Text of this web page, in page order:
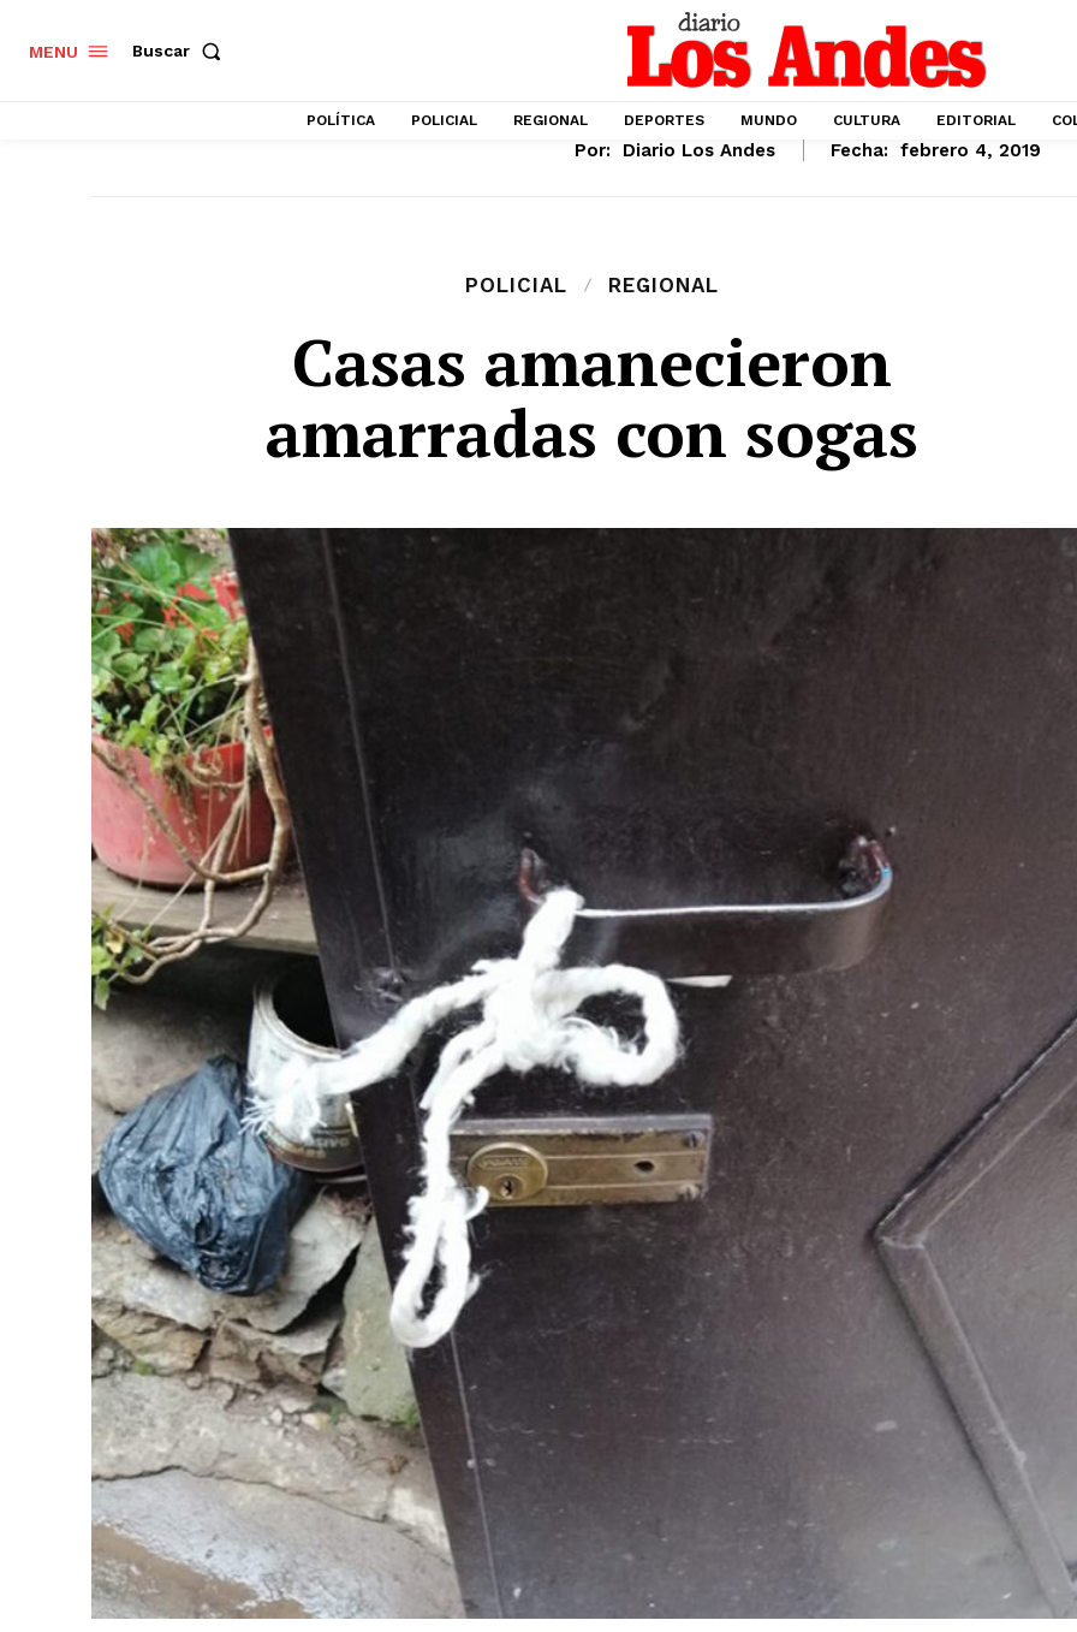
MENU Buscar
POLÍTICA POLICIAL REGIONAL DEPORTES MUNDO CULTURA EDITORIAL
Por: Diario Los Andes Fecha: febrero 4, 2019
POLICIAL REGIONAL
Casas amanecieron
amarradas con sogas